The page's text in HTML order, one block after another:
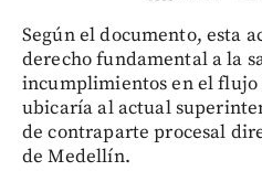
Según el documento, esta
derecho fundamental a la
incumplimientos en el flujo
ubicaría al actual
de contraparte procesal
de Medellín.